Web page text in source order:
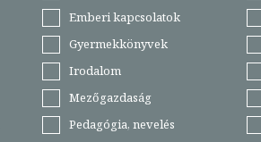
Emberi kapcsolatok
Gyermekkönyvek
Irodalom
Mezőgazdaság
Pedagógia, nevelés